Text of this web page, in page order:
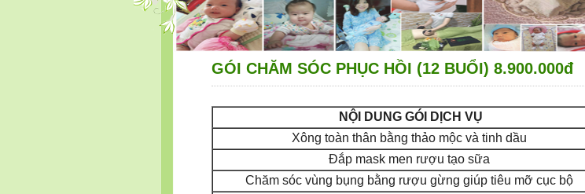
GÓI CHĂM SÓC PHỤC HỒI (12 BUỔI) 8.900.000đ
NỘI DUNG GÓI DỊCH VỤ
Xông toàn thân bằng thảo mộc và tinh dầu
Đắp mask men rượu tạo sữa
Chăm sóc vùng bụng bằng rượu gừng giúp tiêu mỡ cục bộ